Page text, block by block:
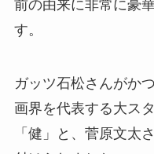
前の由来に非常に豪
す。
ガッツ石松さんがか
画界を代表する大ス
「健」と、菅原文太